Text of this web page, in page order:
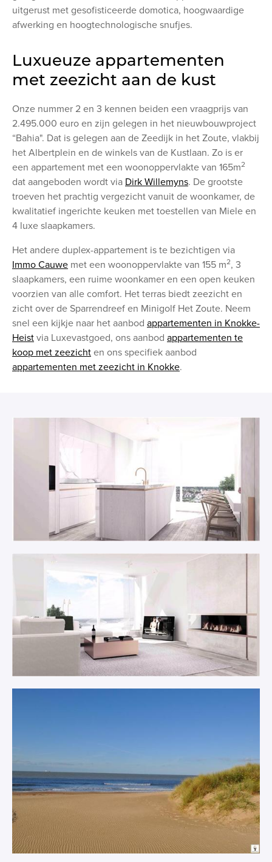
uitgerust met gesofisticeerde domotica, hoogwaardige
afwerking en hoogtechnologische snufjes.
Luxueuze appartementen
met zeezicht aan de kust
Onze nummer 2 en 3 kennen beiden een vraagprijs van
2.495.000 euro en zijn gelegen in het nieuwbouwproject
“Bahia". Dat is gelegen aan de Zeedijk in het Zoute, vlakbij
het Albertplein en de winkels van de Kustlaan. Zo is er
een appartement met een woonoppervlakte van 165m2
dat aangeboden wordt via Dirk Willemyns. De grootste
troeven het prachtig vergezicht vanuit de woonkamer, de
kwalitatief ingerichte keuken met toestellen van Miele en
4 luxe slaapkamers.
Het andere duplex-appartement is te bezichtigen via
Immo Cauwe met een woonoppervlakte van 155 m2, 3
slaapkamers, een ruime woonkamer en een open keuken
voorzien van alle comfort. Het terras biedt zeezicht en
zicht over de Sparrendreef en Minigolf Het Zoute. Neem
snel een kijkje naar het aanbod appartementen in Knokke-
Heist via Luxevastgoed, ons aanbod appartementen te
koop met zeezicht en ons specifiek aanbod
appartementen met zeezicht in Knokke.